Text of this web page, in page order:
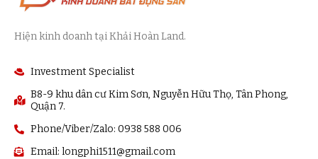
Hiện kinh doanh tại Khải Hoàn Land.
Investment Specialist
B8-9 khu dân cư Kim Sơn, Nguyễn Hữu Thọ, Tân Phong,
Quận 7.
Phone/Viber/Zalo: 0938 588 006
Email: longphi1511@gmail.com